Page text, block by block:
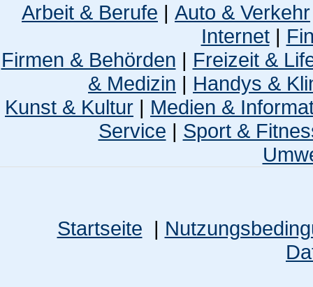
Arbeit & Berufe | Auto & Verkehr
Internet|
Firmen & Behörden | Freizeit &
& Medizin | Handys &
Kunst & Kultur | Medien &
Service | Sport &
Startseite |